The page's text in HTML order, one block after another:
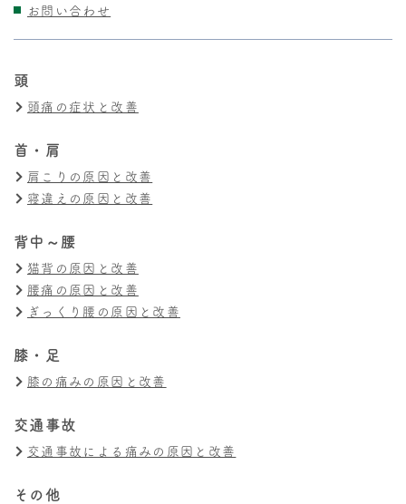
お問い合わせ
頭
頭痛の症状と改善
首・肩
肩こりの原因と改善
寝違えの原因と改善
背中～腰
猫背の原因と改善
腰痛の原因と改善
ぎっくり腰の原因と改善
膝・足
膝の痛みの原因と改善
交通事故
交通事故による痛みの原因と改善
その他